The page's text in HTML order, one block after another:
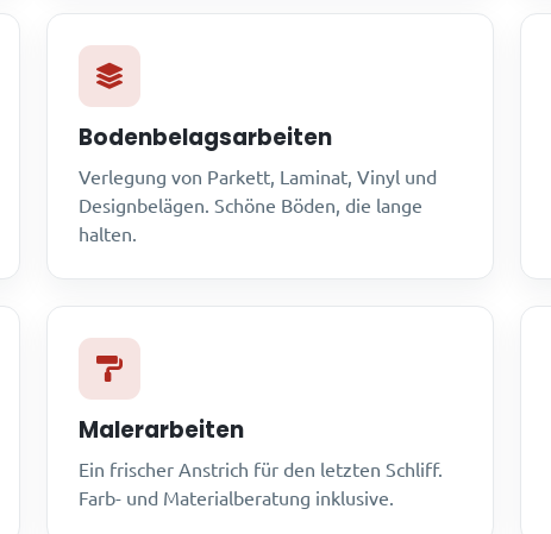
Bodenbelagsarbeiten
Verlegung von Parkett, Laminat, Vinyl und
Designbelägen. Schöne Böden, die lange
halten.
Malerarbeiten
Ein frischer Anstrich für den letzten Schliff.
Farb- und Materialberatung inklusive.